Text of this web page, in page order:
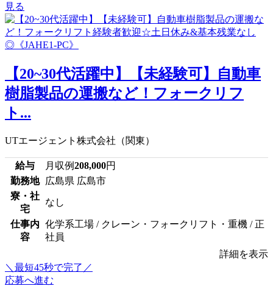
見る
【20~30代活躍中】【未経験可】自動車
樹脂製品の運搬など！フォークリフ
ト...
UTエージェント株式会社（関東）
給与 月収例208,000円
勤務地
広島県 広島市
寮・社
宅
なし
仕事内
容
化学系工場 / クレーン・フォークリフト・重機 / 正
社員
詳細を表示
＼最短45秒で完了／
応募へ進む